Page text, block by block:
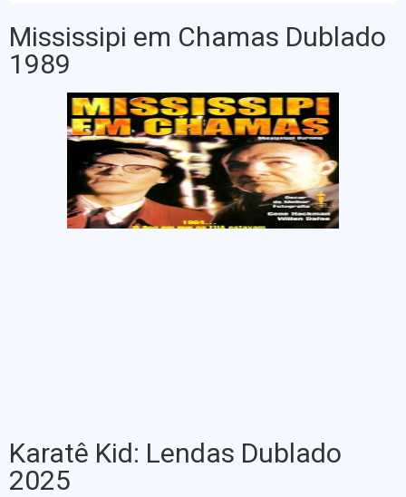
Mississipi em Chamas Dublado
1989
Karatê Kid: Lendas Dublado
2025